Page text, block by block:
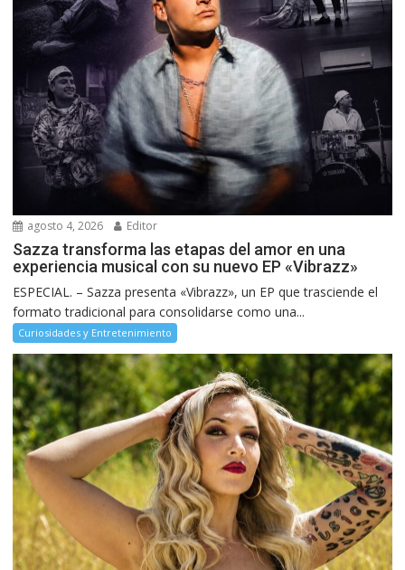
agosto 4, 2026 Editor
Sazza transforma las etapas del amor en una
experiencia musical con su nuevo EP «Vibrazz»
ESPECIAL. – Sazza presenta «Vibrazz», un EP que trasciende el
formato tradicional para consolidarse como una...
Curiosidades y Entretenimiento